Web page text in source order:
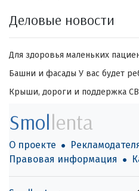
Деловые новости
Для здоровья маленьких
Башни и фасады У вас будет
Крыши, дороги и поддержка
Smollenta
О проекте
Правовая информация